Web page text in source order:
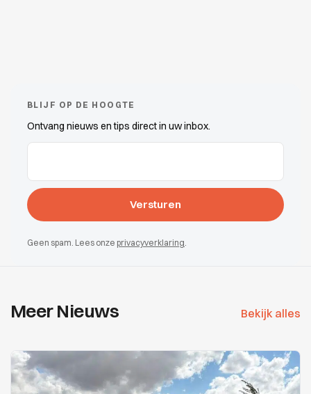
BLIJF OP DE HOOGTE
Ontvang nieuws en tips direct in uw inbox.
E-mailadres
Geen spam. Lees onze privacyverklaring.
Meer Nieuws Bekijk alles